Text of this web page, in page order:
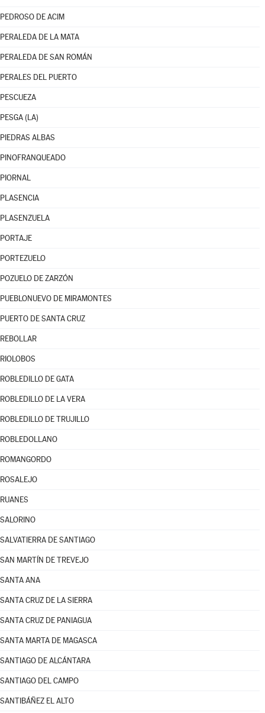
PEDROSO DE ACIM
PERALEDA DE LA MATA
PERALEDA DE SAN ROMÁN
PERALES DEL PUERTO
PESCUEZA
PESGA (LA)
PIEDRAS ALBAS
PINOFRANQUEADO
PIORNAL
PLASENCIA
PLASENZUELA
PORTAJE
PORTEZUELO
POZUELO DE ZARZÓN
PUEBLONUEVO DE MIRAMONTES
PUERTO DE SANTA CRUZ
REBOLLAR
RIOLOBOS
ROBLEDILLO DE GATA
ROBLEDILLO DE LA VERA
ROBLEDILLO DE TRUJILLO
ROBLEDOLLANO
ROMANGORDO
ROSALEJO
RUANES
SALORINO
SALVATIERRA DE SANTIAGO
SAN MARTÍN DE TREVEJO
SANTA ANA
SANTA CRUZ DE LA SIERRA
SANTA CRUZ DE PANIAGUA
SANTA MARTA DE MAGASCA
SANTIAGO DE ALCÁNTARA
SANTIAGO DEL CAMPO
SANTIBÁÑEZ EL ALTO